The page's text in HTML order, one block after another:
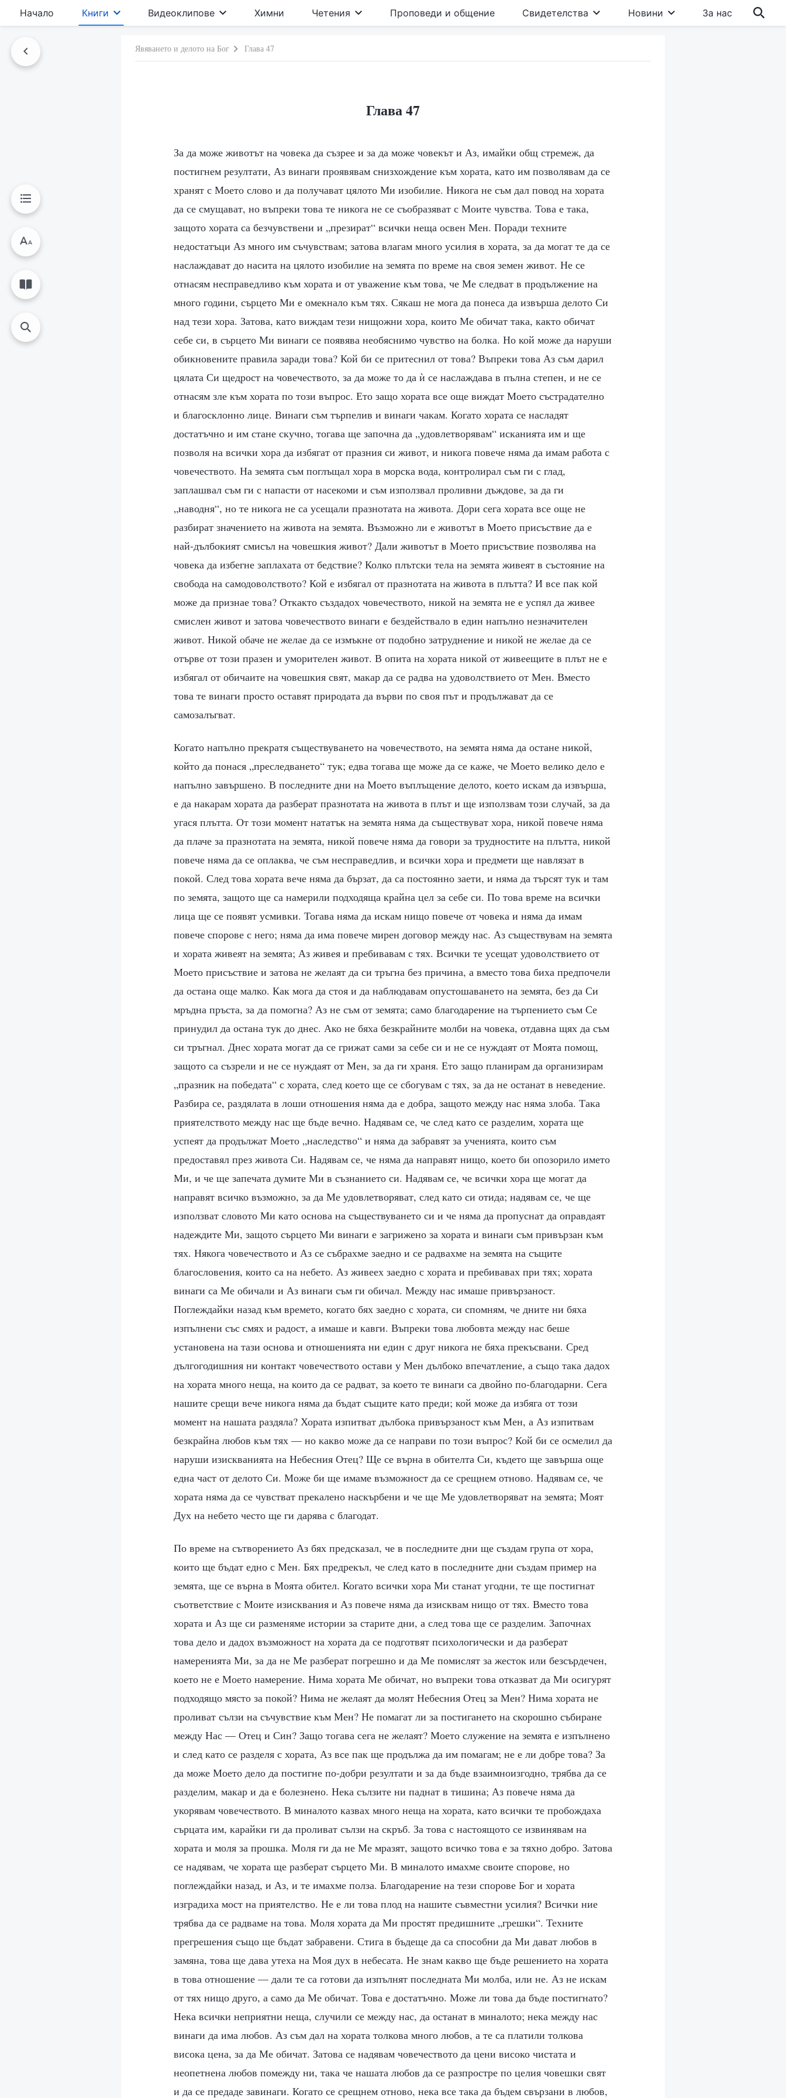
Начало Книги Видеоклипове Химни Четения Проповеди и общение Свидетелства Новини За нас
Явяването и делото на Бог Глава 47
Глава 47
За да може животът на човека да съзрее и за да може човекът и Аз, имайки общ стремеж, да
постигнем резултати, Аз винаги проявявам снизхождение към хората, като им позволявам да се
хранят с Моето слово и да получават цялото Ми изобилие. Никога не съм дал повод на хората
да се смущават, но въпреки това те никога не се съобразяват с Моите чувства. Това е така,
защото хората са безчувствени и „презират“ всички неща освен Мен. Поради техните
недостатъци Аз много им съчувствам; затова влагам много усилия в хората, за да могат те да се
наслаждават до насита на цялото изобилие на земята по време на своя земен живот. Не се
отнасям несправедливо към хората и от уважение към това, че Ме следват в продължение на
много години, сърцето Ми е омекнало към тях. Сякаш не мога да понеса да извърша делото Си
над тези хора. Затова, като виждам тези нищожни хора, които Ме обичат така, както обичат
себе си, в сърцето Ми винаги се появява необяснимо чувство на болка. Но кой може да наруши
обикновените правила заради това? Кой би се притеснил от това? Въпреки това Аз съм дарил
цялата Си щедрост на човечеството, за да може то да ѝ се наслаждава в пълна степен, и не се
отнасям зле към хората по този въпрос. Ето защо хората все още виждат Моето състрадателно
и благосклонно лице. Винаги съм търпелив и винаги чакам. Когато хората се насладят
достатъчно и им стане скучно, тогава ще започна да „удовлетворявам“ исканията им и ще
позволя на всички хора да избягат от празния си живот, и никога повече няма да имам работа с
човечеството. На земята съм поглъщал хора в морска вода, контролирал съм ги с глад,
заплашвал съм ги с напасти от насекоми и съм използвал проливни дъждове, за да ги
„наводня“, но те никога не са усещали празнотата на живота. Дори сега хората все още не
разбират значението на живота на земята. Възможно ли е животът в Моето присъствие да е
най-дълбокият смисъл на човешкия живот? Дали животът в Моето присъствие позволява на
човека да избегне заплахата от бедствие? Колко плътски тела на земята живеят в състояние на
свобода на самодоволството? Кой е избягал от празнотата на живота в плътта? И все пак кой
може да признае това? Откакто създадох човечеството, никой на земята не е успял да живее
смислен живот и затова човечеството винаги е бездействало в един напълно незначителен
живот. Никой обаче не желае да се измъкне от подобно затруднение и никой не желае да се
отърве от този празен и уморителен живот. В опита на хората никой от живеещите в плът не е
избягал от обичаите на човешкия свят, макар да се радва на удоволствието от Мен. Вместо
това те винаги просто оставят природата да върви по своя път и продължават да се
самозалъгват.
Когато напълно прекратя съществуването на човечеството, на земята няма да остане никой,
който да понася „преследването“ тук; едва тогава ще може да се каже, че Моето велико дело е
напълно завършено. В последните дни на Моето въплъщение делото, което искам да извърша,
е да накарам хората да разберат празнотата на живота в плът и ще използвам този случай, за да
угася плътта. От този момент нататък на земята няма да съществуват хора, никой повече няма
да плаче за празнотата на земята, никой повече няма да говори за трудностите на плътта, никой
повече няма да се оплаква, че съм несправедлив, и всички хора и предмети ще навлязат в
покой. След това хората вече няма да бързат, да са постоянно заети, и няма да търсят тук и там
по земята, защото ще са намерили подходяща крайна цел за себе си. По това време на всички
лица ще се появят усмивки. Тогава няма да искам нищо повече от човека и няма да имам
повече спорове с него; няма да има повече мирен договор между нас. Аз съществувам на земята
и хората живеят на земята; Аз живея и пребивавам с тях. Всички те усещат удоволствието от
Моето присъствие и затова не желаят да си тръгна без причина, а вместо това биха предпочели
да остана още малко. Как мога да стоя и да наблюдавам опустошаването на земята, без да Си
мръдна пръста, за да помогна? Аз не съм от земята; само благодарение на търпението съм Се
принудил да остана тук до днес. Ако не бяха безкрайните молби на човека, отдавна щях да съм
си тръгнал. Днес хората могат да се грижат сами за себе си и не се нуждаят от Моята помощ,
защото са съзрели и не се нуждаят от Мен, за да ги храня. Ето защо планирам да организирам
„празник на победата“ с хората, след което ще се сбогувам с тях, за да не останат в неведение.
Разбира се, раздялата в лоши отношения няма да е добра, защото между нас няма злоба. Така
приятелството между нас ще бъде вечно. Надявам се, че след като се разделим, хората ще
успеят да продължат Моето „наследство“ и няма да забравят за ученията, които съм
предоставял през живота Си. Надявам се, че няма да направят нищо, което би опозорило името
Ми, и че ще запечата думите Ми в съзнанието си. Надявам се, че всички хора ще могат да
направят всичко възможно, за да Ме удовлетворяват, след като си отида; надявам се, че ще
използват словото Ми като основа на съществуването си и че няма да пропуснат да оправдаят
надеждите Ми, защото сърцето Ми винаги е загрижено за хората и винаги съм привързан към
тях. Някога човечеството и Аз се събрахме заедно и се радвахме на земята на същите
благословения, които са на небето. Аз живеех заедно с хората и пребивавах при тях; хората
винаги са Ме обичали и Аз винаги съм ги обичал. Между нас имаше привързаност.
Поглеждайки назад към времето, когато бях заедно с хората, си спомням, че дните ни бяха
изпълнени със смях и радост, а имаше и кавги. Въпреки това любовта между нас беше
установена на тази основа и отношенията ни един с друг никога не бяха прекъсвани. Сред
дългогодишния ни контакт човечеството остави у Мен дълбоко впечатление, а също така дадох
на хората много неща, на които да се радват, за което те винаги са двойно по-благодарни. Сега
нашите срещи вече никога няма да бъдат същите като преди; кой може да избяга от този
момент на нашата раздяла? Хората изпитват дълбока привързаност към Мен, а Аз изпитвам
безкрайна любов към тях — но какво може да се направи по този въпрос? Кой би се осмелил да
наруши изискванията на Небесния Отец? Ще се върна в обителта Си, където ще завърша още
една част от делото Си. Може би ще имаме възможност да се срещнем отново. Надявам се, че
хората няма да се чувстват прекалено наскърбени и че ще Ме удовлетворяват на земята; Моят
Дух на небето често ще ги дарява с благодат.
По време на сътворението Аз бях предсказал, че в последните дни ще създам група от хора,
които ще бъдат едно с Мен. Бях предрекъл, че след като в последните дни създам пример на
земята, ще се върна в Моята обител. Когато всички хора Ми станат угодни, те ще постигнат
съответствие с Моите изисквания и Аз повече няма да изисквам нищо от тях. Вместо това
хората и Аз ще си разменяме истории за старите дни, а след това ще се разделим. Започнах
това дело и дадох възможност на хората да се подготвят психологически и да разберат
намеренията Ми, за да не Ме разберат погрешно и да Ме помислят за жесток или безсърдечен,
което не е Моето намерение. Нима хората Ме обичат, но въпреки това отказват да Ми осигурят
подходящо място за покой? Нима не желаят да молят Небесния Отец за Мен? Нима хората не
проливат сълзи на съчувствие към Мен? Не помагат ли за постигането на скорошно събиране
между Нас — Отец и Син? Защо тогава сега не желаят? Моето служение на земята е изпълнено
и след като се разделя с хората, Аз все пак ще продължа да им помагам; не е ли добре това? За
да може Моето дело да постигне по-добри резултати и за да бъде взаимноизгодно, трябва да се
разделим, макар и да е болезнено. Нека сълзите ни паднат в тишина; Аз повече няма да
укорявам човечеството. В миналото казвах много неща на хората, като всички те пробождаха
сърцата им, карайки ги да проливат сълзи на скръб. За това с настоящото се извинявам на
хората и моля за прошка. Моля ги да не Ме мразят, защото всичко това е за тяхно добро. Затова
се надявам, че хората ще разберат сърцето Ми. В миналото имахме своите спорове, но
поглеждайки назад, и Аз, и те имахме полза. Благодарение на тези спорове Бог и хората
изградиха мост на приятелство. Не е ли това плод на нашите съвместни усилия? Всички ние
трябва да се радваме на това. Моля хората да Ми простят предишните „грешки“. Техните
прегрешения също ще бъдат забравени. Стига в бъдеще да са способни да Ми дават любов в
замяна, това ще дава утеха на Моя дух в небесата. Не знам какво ще бъде решението на хората
в това отношение — дали те са готови да изпълнят последната Ми молба, или не. Аз не искам
от тях нищо друго, а само да Ме обичат. Това е достатъчно. Може ли това да бъде постигнато?
Нека всички неприятни неща, случили се между нас, да останат в миналото; нека между нас
винаги да има любов. Аз съм дал на хората толкова много любов, а те са платили толкова
висока цена, за да Ме обичат. Затова се надявам човечеството да цени високо чистата и
неопетнена любов помежду ни, така че нашата любов да се разпростре по целия човешки свят
и да се предаде завинаги. Когато се срещнем отново, нека все така да бъдем свързани в любов,